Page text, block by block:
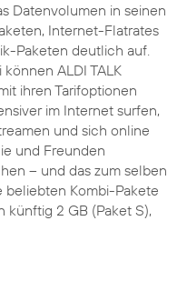
Datenvolumen in seinen
Internet-Flatrates
Paketen deutlich auf.
können ALDI TALK
ihren Tarifoptionen
im Internet surfen,
und sich online
und Freunden
– und das zum selben
beliebten Kombi-Pakete
künftig 2 GB (Paket S),